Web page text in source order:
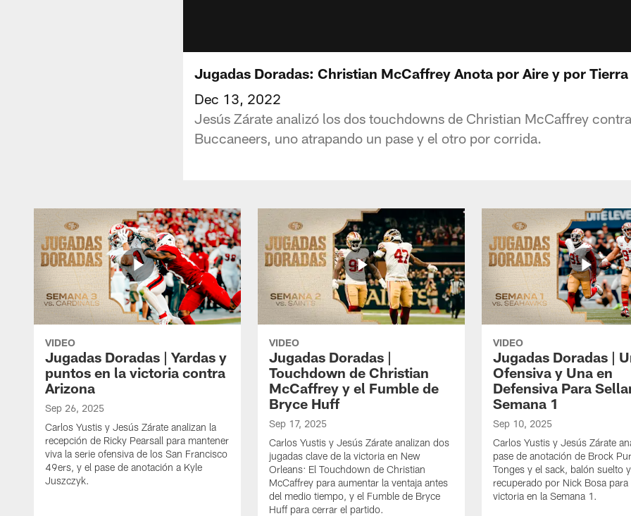
Jugadas Doradas: Christian McCaffrey Anota por Aire y por Tierra
Dec 13, 2022
Jesús Zárate analizó los dos touchdowns de Christian McCaffrey
Buccaneers, uno atrapando un pase y el otro por corrida.
VIDEO
Jugadas Doradas | Yardas y
puntos en la victoria contra
Arizona
Sep 26, 2025
Carlos Yustis y Jesús Zárate analizan la
recepción de Ricky Pearsall para mantener
viva la serie ofensiva de los San Francisco
49ers, y el pase de anotación a Kyle
Juszczyk.
VIDEO
Jugadas Doradas |
Touchdown de Christian
McCaffrey y el Fumble de
Bryce Huff
Sep 17, 2025
Carlos Yustis y Jesús Zárate analizan dos
jugadas clave de la victoria en New
Orleans: El Touchdown de Christian
McCaffrey para aumentar la ventaja antes
del medio tiempo, y el Fumble de Bryce
Huff para cerrar el partido.
VIDEO
Jugadas Doradas |
Ofensiva y Una en
Defensiva Para
Semana 1
Sep 10, 2025
Carlos Yustis y Jesús Zárate
pase de anotación de Brock
Tonges y el sack, balón suelto
recuperado por Nick Bosa para
victoria en la Semana 1.